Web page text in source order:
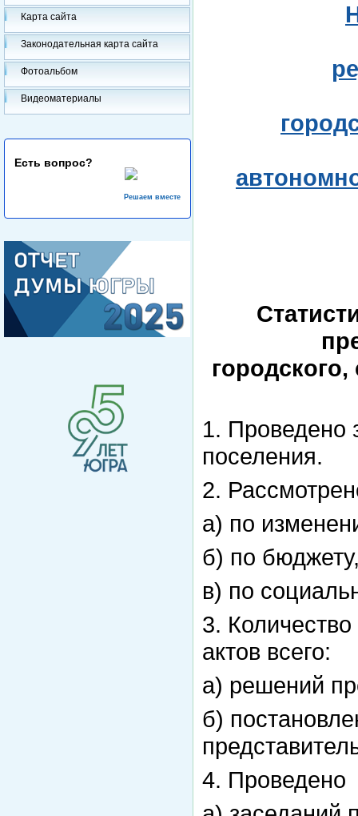
Карта сайта
Законодательная карта сайта
Фотоальбом
Видеоматериалы
Есть вопрос?
Решаем вместе
1. Проведено
поселения.
2.
а) по
б) по
в) по
3.
актов всего:
а) решений
б)
4. Проведено